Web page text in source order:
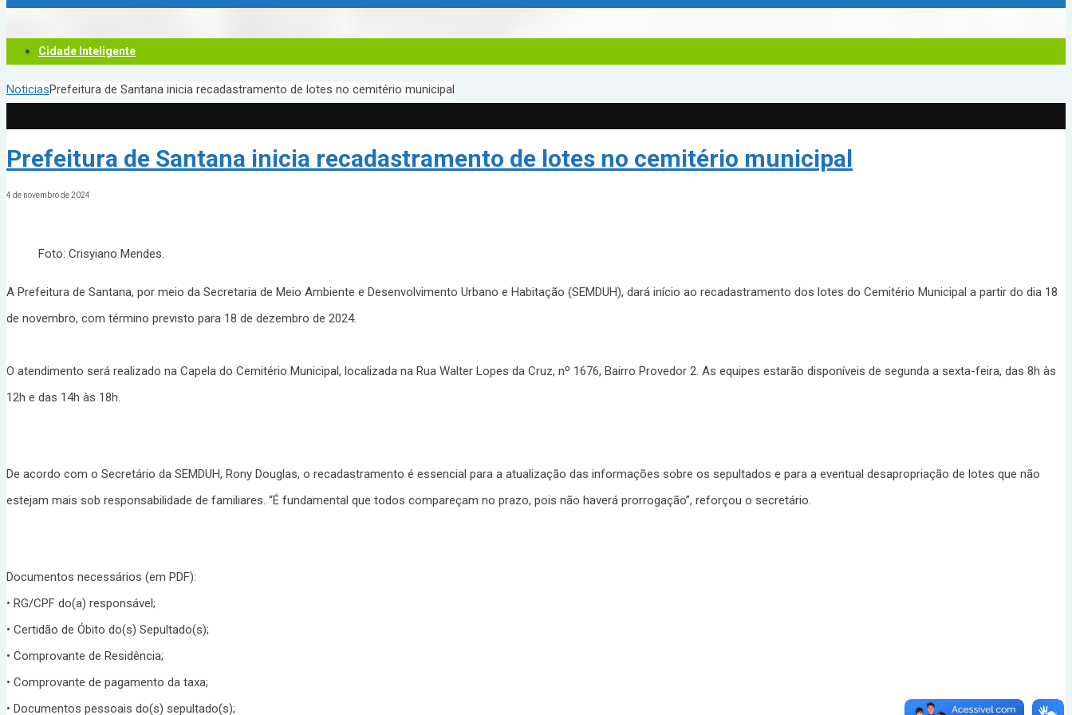
Cidade Inteligente
NoticiasPrefeitura de Santana inicia recadastramento de lotes no cemitério municipal
Prefeitura de Santana inicia recadastramento de lotes no cemitério municipal
4 de novembro de 2024
Foto: Crisyiano Mendes.
A Prefeitura de Santana, por meio da Secretaria de Meio Ambiente e Desenvolvimento Urbano e Habitação (SEMDUH), dará início ao recadastramento dos lotes do Cemitério Municipal a partir do dia 18
de novembro, com término previsto para 18 de dezembro de 2024.
O atendimento será realizado na Capela do Cemitério Municipal, localizada na Rua Walter Lopes da Cruz, nº 1676, Bairro Provedor 2. As equipes estarão disponíveis de segunda a sexta-feira, das 8h às
12h e das 14h às 18h.
De acordo com o Secretário da SEMDUH, Rony Douglas, o recadastramento é essencial para a atualização das informações sobre os sepultados e para a eventual desapropriação de lotes que não
estejam mais sob responsabilidade de familiares. “É fundamental que todos compareçam no prazo, pois não haverá prorrogação”, reforçou o secretário.
Documentos necessários (em PDF):
• RG/CPF do(a) responsável;
• Certidão de Óbito do(s) Sepultado(s);
• Comprovante de Residência;
• Comprovante de pagamento da taxa;
• Documentos pessoais do(s) sepultado(s);